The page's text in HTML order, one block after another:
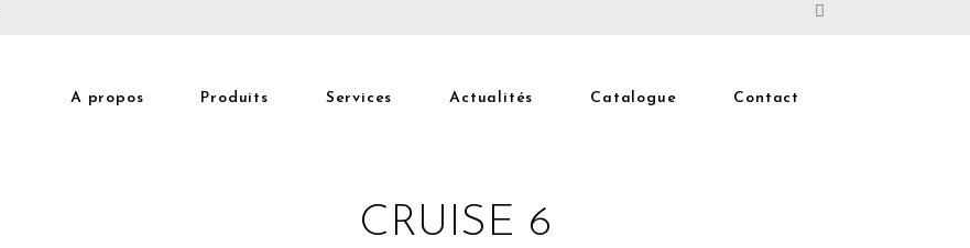
A propos Produits Services Actualités Catalogue Contact
CRUISE 6